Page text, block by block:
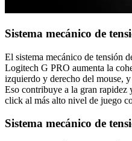
Sistema mecánico de
El sistema mecánico de tensión
Logitech G PRO aumenta la
izquierdo y derecho del mouse,
Eso contribuye a la gran rapidez
click al más alto nivel de juego
Sistema mecánico de